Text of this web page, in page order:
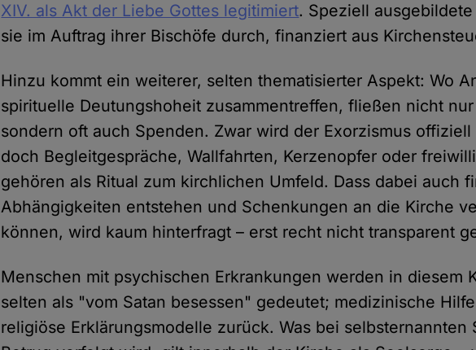
XIV. als Akt der Liebe Gottes legitimiert. Speziell
sie im Auftrag ihrer Bischöfe durch, finanziert aus
Hinzu kommt ein weiterer, selten thematisierter Aspekt: Wo
spirituelle Deutungshoheit zusammentreffen, fließen nicht
sondern oft auch Spenden. Zwar wird der Exorzismus
doch Begleitgespräche, Wallfahrten, Kerzenopfer oder
gehören als Ritual zum kirchlichen Umfeld. Dass dabei auch
Abhängigkeiten entstehen und Schenkungen an die Kirche
können, wird kaum hinterfragt – erst recht nicht transparent
Menschen mit psychischen Erkrankungen werden in diesem
selten als "vom Satan besessen" gedeutet; medizinische
religiöse Erklärungsmodelle zurück. Was bei selbsternannten